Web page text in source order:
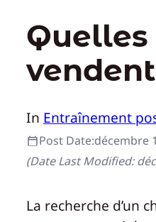
In Entraînement
Post Date:décembre
(Date Last Modified:
La recherche d’un